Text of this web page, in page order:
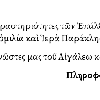
τῶν
καὶ Ἱερὰ
μας τοῦ Αἰγάλεω